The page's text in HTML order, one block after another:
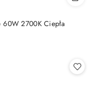
2700K Ciepła